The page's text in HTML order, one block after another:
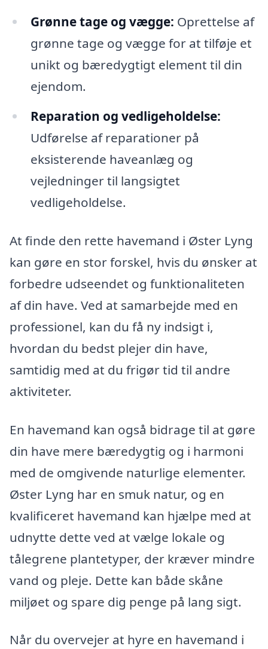
Grønne tage og vægge: Oprettelse af
grønne tage og vægge for at tilføje et
unikt og bæredygtigt element til din
ejendom.
Reparation og vedligeholdelse:
Udførelse af reparationer på
eksisterende haveanlæg og
vejledninger til langsigtet
vedligeholdelse.
At finde den rette havemand i Øster Lyng
kan gøre en stor forskel, hvis du ønsker at
forbedre udseendet og funktionaliteten
af din have. Ved at samarbejde med en
professionel, kan du få ny indsigt i,
hvordan du bedst plejer din have,
samtidig med at du frigør tid til andre
aktiviteter.
En havemand kan også bidrage til at gøre
din have mere bæredygtig og i harmoni
med de omgivende naturlige elementer.
Øster Lyng har en smuk natur, og en
kvalificeret havemand kan hjælpe med at
udnytte dette ved at vælge lokale og
tålegrene plantetyper, der kræver mindre
vand og pleje. Dette kan både skåne
miljøet og spare dig penge på lang sigt.
Når du overvejer at hyre en havemand i